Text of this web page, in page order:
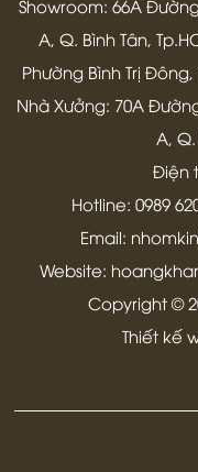
Showroom: 66A
A, Q. Bình Tân,
Phường Bình Trị
Nhà Xưởng: 70A
A, Q.
Điện
Hotline: 0989
Email:
Website:
Copyright ©
Thiết kế